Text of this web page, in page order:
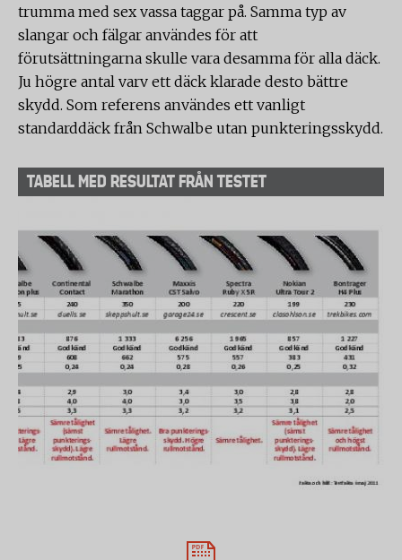
trumma med sex vassa taggar på. Samma typ av
slangar och fälgar användes för att
förutsättningarna skulle vara desamma för alla däck.
Ju högre antal varv ett däck klarade desto bättre
skydd. Som referens användes ett vanligt
standarddäck från Schwalbe utan punkteringsskydd.
TABELL MED RESULTAT FRÅN TESTET